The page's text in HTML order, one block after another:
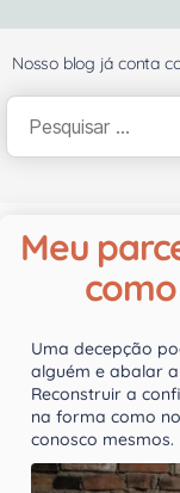
Nosso blog já conta
Meu
Uma decepção
alguém e abalar
Reconstruir a
na forma como
conosco mesmos.